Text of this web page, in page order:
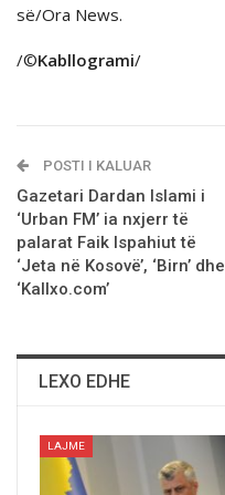
së/Ora News.
/©Kabllogrami/
POSTI I KALUAR
Gazetari Dardan Islami i
‘Urban FM’ ia nxjerr të
palarat Faik Ispahiut të
‘Jeta në Kosovë’, ‘Birn’ dhe
‘Kallxo.com’
LEXO EDHE
LAJME